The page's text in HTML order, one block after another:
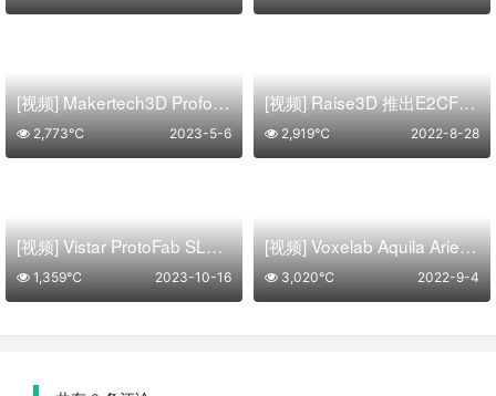
[视频] Makertech3D Proforge4：下一代高速4独立挤出头 FDM 3D打印机
2023-5-6
2,773℃
[视频] Raise3D 推出E2CF专业桌面3D打印机以实现碳纤维零件的生产
2022-8-28
2,919℃
[视频] Vistar ProtoFab SLA 1600 DLC动态激光控制的超大尺寸工业级3D打印机
2023-10-16
1,359℃
[视频] Voxelab Aquila Aries STEM FDM 3D打印机
2022-9-4
3,020℃